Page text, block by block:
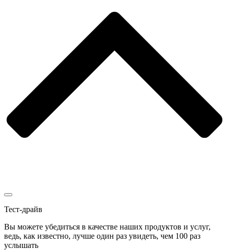
Тест-драйв
Вы можете убедиться в качестве наших продуктов и услуг,
ведь, как известно, лучше один раз увидеть, чем 100 раз
услышать